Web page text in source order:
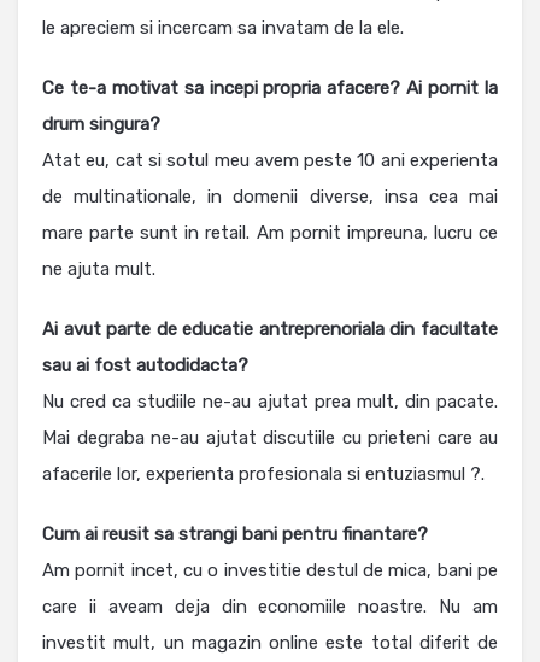
le apreciem si incercam sa invatam de la ele.
Ce te-a motivat sa incepi propria afacere? Ai pornit la
drum singura?
Atat eu, cat si sotul meu avem peste 10 ani experienta
de multinationale, in domenii diverse, insa cea mai
mare parte sunt in retail. Am pornit impreuna, lucru ce
ne ajuta mult.
Ai avut parte de educatie antreprenoriala din facultate
sau ai fost autodidacta?
Nu cred ca studiile ne-au ajutat prea mult, din pacate.
Mai degraba ne-au ajutat discutiile cu prieteni care au
afacerile lor, experienta profesionala si entuziasmul ?.
Cum ai reusit sa strangi bani pentru finantare?
Am pornit incet, cu o investitie destul de mica, bani pe
care ii aveam deja din economiile noastre. Nu am
investit mult, un magazin online este total diferit de